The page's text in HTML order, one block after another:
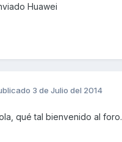
Huawei
3 de Julio del 2014
qué tal bienvenido al foro.